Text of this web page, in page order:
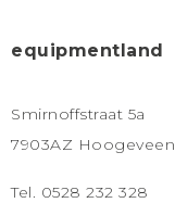
equipmentland
Smirnoffstraat 5a
7903AZ Hoogeveen
Tel. 0528 232 328